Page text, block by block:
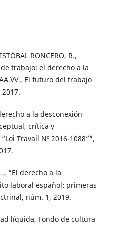
RONCERO, R.,
trabajo: el derecho a la
El futuro del trabajo
a la desconexión
crítica y
Travail Nº 2016-1088””,
“El derecho a la
laboral español: primeras
núm. 1, 2019.
líquida, Fondo de cultura